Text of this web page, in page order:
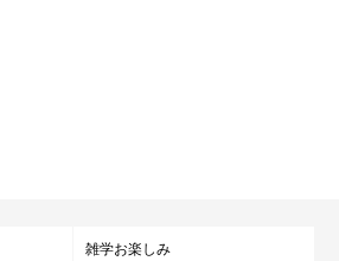
雑学お楽しみ